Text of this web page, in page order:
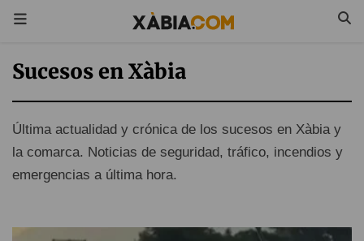
Sucesos en Xàbia
Última actualidad y crónica de los sucesos en Xàbia y
la comarca. Noticias de seguridad, tráfico, incendios y
emergencias a última hora.